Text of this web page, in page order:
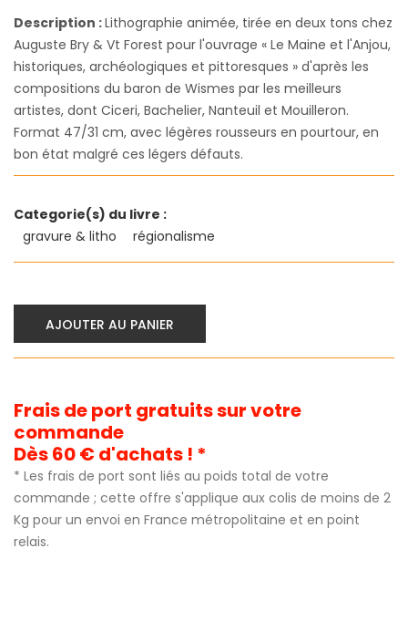
Description :Lithographie animée, tirée en deux tons chez
Auguste Bry & Vt Forest pour l'ouvrage « Le Maine et l'Anjou,
historiques, archéologiques et pittoresques » d'après les
compositions du baron de Wismes par les meilleurs
artistes, dont Ciceri, Bachelier, Nanteuil et Mouilleron.
Format 47/31 cm, avec légères rousseurs en pourtour, en
bon état malgré ces légers défauts.
Categorie(s) du livre :
gravure & litho
régionalisme
AJOUTER AU PANIER
Frais de port gratuits sur votre
commande
Dès 60 € d'achats ! *
* Les frais de port sont liés au poids total de votre
commande ; cette offre s'applique aux colis de moins de 2
Kg pour un envoi en France métropolitaine et en point
relais.